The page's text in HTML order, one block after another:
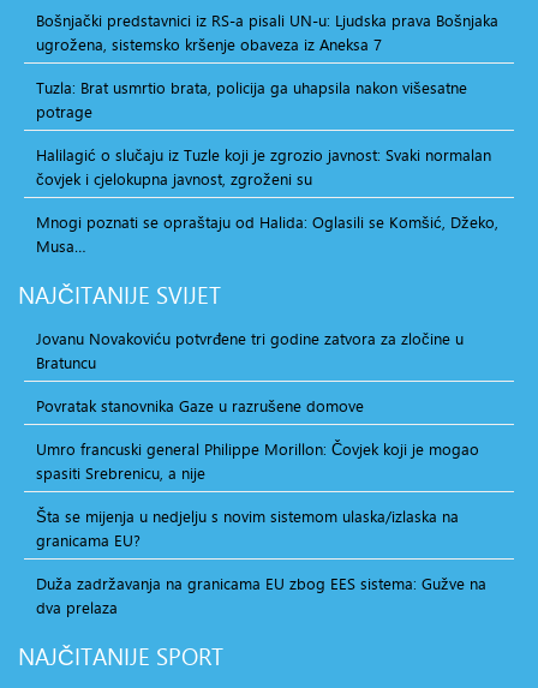
Bošnjački predstavnici iz RS-a pisali UN-u: Ljudska prava Bošnjaka
ugrožena, sistemsko kršenje obaveza iz Aneksa 7
Tuzla: Brat usmrtio brata, policija ga uhapsila nakon višesatne
potrage
Halilagić o slučaju iz Tuzle koji je zgrozio javnost: Svaki normalan
čovjek i cjelokupna javnost, zgroženi su
Mnogi poznati se opraštaju od Halida: Oglasili se Komšić, Džeko,
Musa…
NAJČITANIJE SVIJET
Jovanu Novakoviću potvrđene tri godine zatvora za zločine u
Bratuncu
Povratak stanovnika Gaze u razrušene domove
Umro francuski general Philippe Morillon: Čovjek koji je mogao
spasiti Srebrenicu, a nije
Šta se mijenja u nedjelju s novim sistemom ulaska/izlaska na
granicama EU?
Duža zadržavanja na granicama EU zbog EES sistema: Gužve na
dva prelaza
NAJČITANIJE SPORT